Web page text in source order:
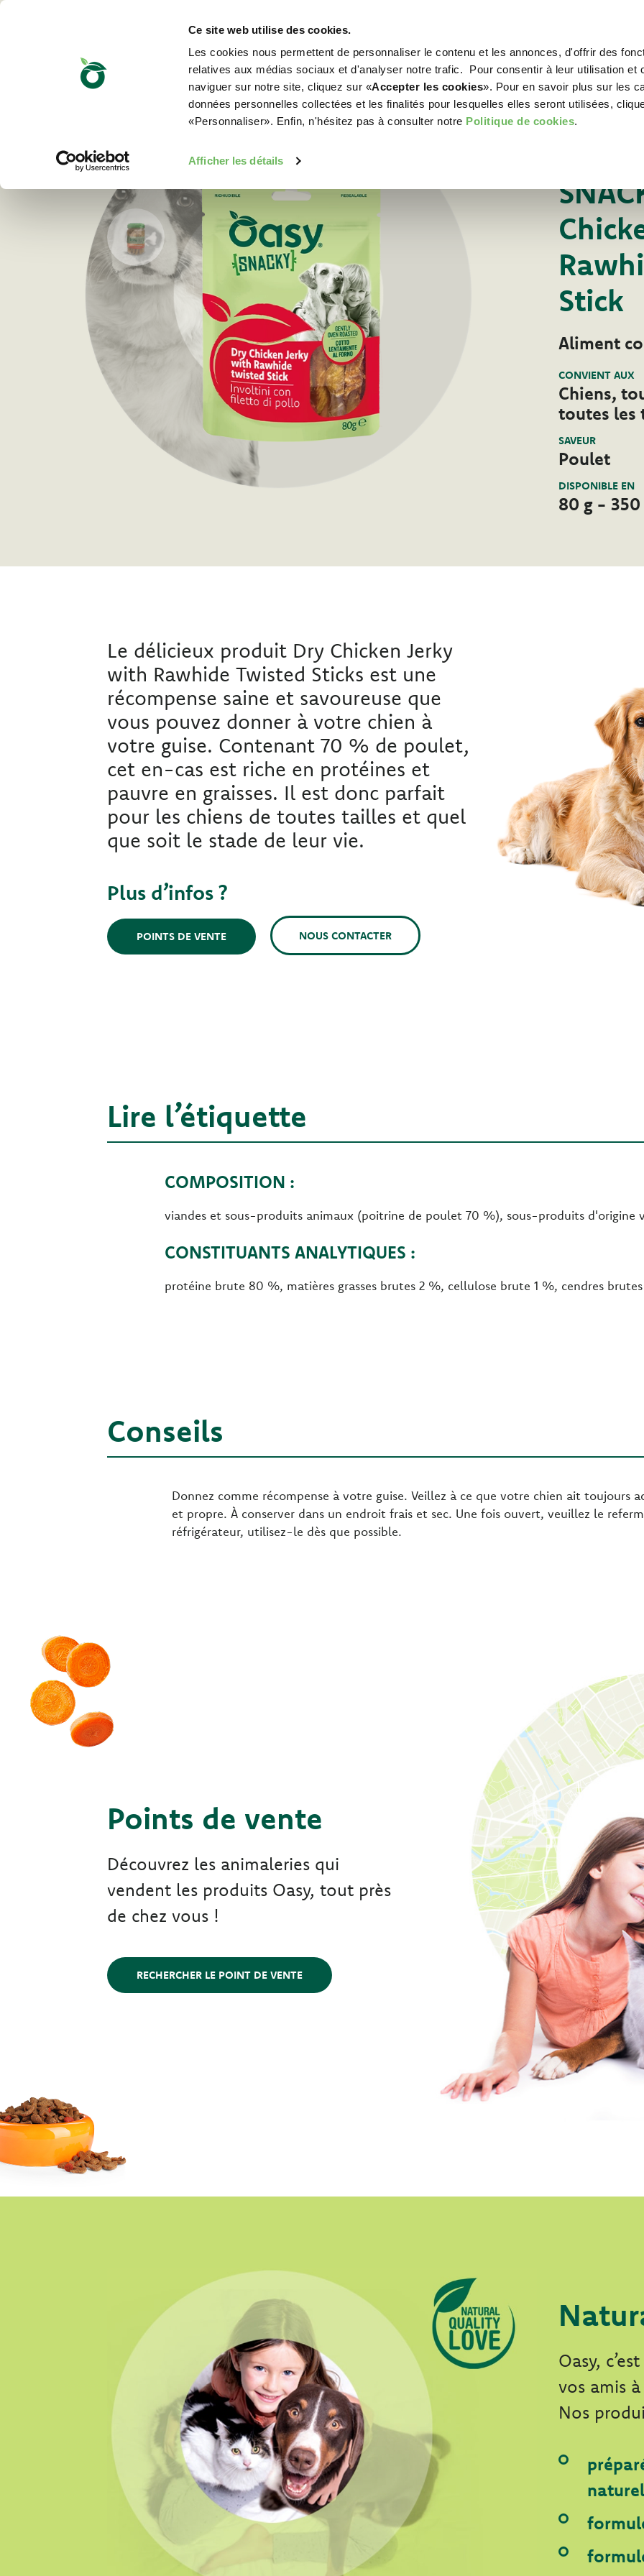
Ce site web utilise des cookies.
Les cookies nous permettent de personnaliser le contenu et les annonces, d'offrir des
relatives aux médias sociaux et d'analyser notre trafic. Pour consentir à leur utilisation et
naviguer sur notre site, cliquez sur «Accepter les cookies». Pour en savoir plus sur les
données personnelles collectées et les finalités pour lesquelles elles seront utilisées,
«Personnaliser». Enfin, n'hésitez pas à consulter notre Politique de cookies.
Afficher les détails
WORLD OF LOVE POUR VOTRE CHIEN
Stick
Aliment
CONVIENT AUX
Chiens,
toutes les
SAVEUR
Poulet
DISPONIBLE EN
80 g - 350
Le délicieux produit Dry Chicken Jerky
with Rawhide Twisted Sticks est une
récompense saine et savoureuse que
vous pouvez donner à votre chien à
votre guise. Contenant 70 % de poulet,
cet en-cas est riche en protéines et
pauvre en graisses. Il est donc parfait
pour les chiens de toutes tailles et quel
que soit le stade de leur vie.
Plus d’infos ?
POINTS DE VENTE NOUS CONTACTER
Lire l’étiquette
COMPOSITION :
viandes et sous-produits animaux (poitrine de poulet 70 %), sous-produits d'origine
CONSTITUANTS ANALYTIQUES :
protéine brute 80 %, matières grasses brutes 2 %, cellulose brute 1 %, cendres
Conseils
Donnez comme récompense à votre guise. Veillez à ce que votre chien ait toujours
et propre. À conserver dans un endroit frais et sec. Une fois ouvert, veuillez le
réfrigérateur, utilisez-le dès que possible.
Points de vente
Découvrez les animaleries qui
vendent les produits Oasy, tout près
de chez vous !
RECHERCHER LE POINT DE VENTE
Oasy,
vos amis
Nos